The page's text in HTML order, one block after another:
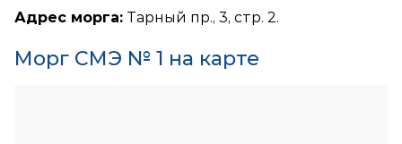
Адрес морга: Тарный пр., 3, стр. 2.
Морг СМЭ № 1 на карте